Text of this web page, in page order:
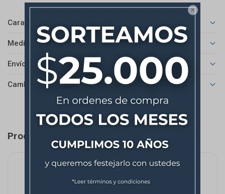

Características
Medios de pago
Envíos
Cambios y Devoluciones
Productos que te pueden interesar